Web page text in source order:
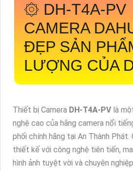
۞ DH-T4A-PV
CAMERA
ĐẸP SẢN
LƯỢNG CỦA
Thiết bị Camera DH-T4A-PV là
nghệ cao của hãng camera nổi
phối chính hãng tại An Thành Phát.
thiết kế với công nghệ tiên tiến,
hình ảnh tuyệt vời và chuyên